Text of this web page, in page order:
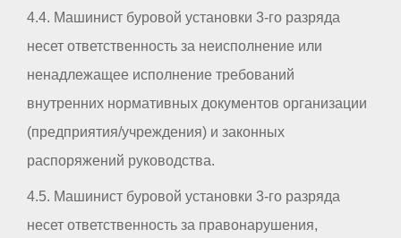
4.4. Машинист буровой установки 3-го разряда
несет ответственность за неисполнение или
ненадлежащее исполнение требований
внутренних нормативных документов организации
(предприятия/учреждения) и законных
распоряжений руководства.
4.5. Машинист буровой установки 3-го разряда
несет ответственность за правонарушения,